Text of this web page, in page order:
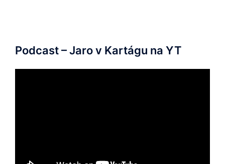
Podcast – Jaro v Kartágu na YT